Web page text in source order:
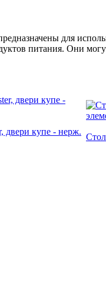
для
питания. Они
двери купе - нерж.